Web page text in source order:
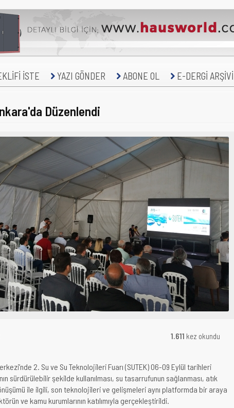
İSTE YAZI GÖNDER ABONE OL E-DERGİ ARŞİVİ
Düzenlendi
1.611 kez okundu
2. Su ve Su Teknolojileri Fuarı (SUTEK) 06-09 Eylül tarihleri
sürdürülebilir şekilde kullanılması, su tasarrufunun sağlanması, atık
ile ilgili, son teknolojileri ve gelişmeleri aynı platformda bir araya
ve kamu kurumlarının katılımıyla gerçekleştirildi.